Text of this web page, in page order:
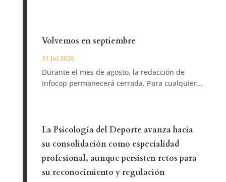
Volvemos en septiembre
31 Jul 2026
Durante el mes de agosto, la redacción de
Infocop permanecerá cerrada. Para cualquier...
La Psicología del Deporte avanza hacia
su consolidación como especialidad
profesional, aunque persisten retos para
su reconocimiento y regulación